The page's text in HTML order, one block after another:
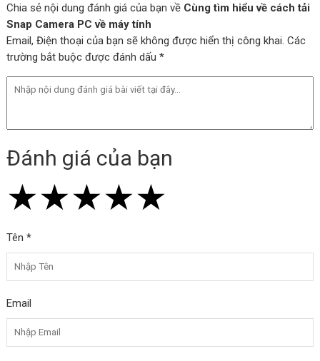
Chia sẻ nội dung đánh giá của bạn về Cùng tìm hiểu về cách tải
Snap Camera PC về máy tính
Email, Điện thoại của bạn sẽ không được hiển thị công khai. Các
trường bắt buộc được đánh dấu *
Đánh giá của bạn
★
★★
★★★
★★★★
★★★★★
Tên *
Email